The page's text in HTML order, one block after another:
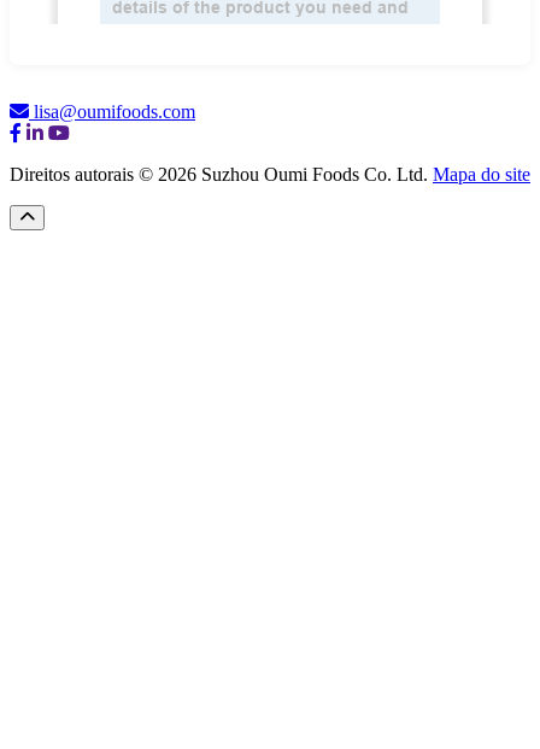
lisa@oumifoods.com
Direitos autorais © 2026 Suzhou Oumi Foods Co. Ltd. Mapa do site